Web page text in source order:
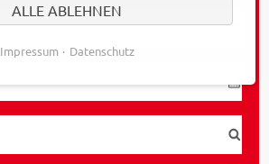
ALLE ABLEHNEN
Impressum Datenschutz